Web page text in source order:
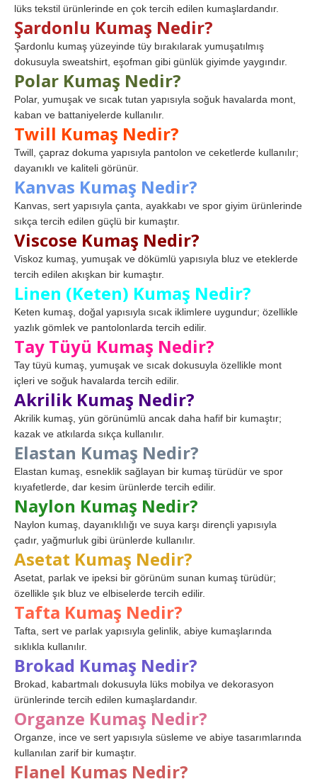
lüks tekstil ürünlerinde en çok tercih edilen kumaşlardandır.
Şardonlu Kumaş Nedir?
Şardonlu kumaş yüzeyinde tüy bırakılarak yumuşatılmış
dokusuyla sweatshirt, eşofman gibi günlük giyimde yaygındır.
Polar Kumaş Nedir?
Polar, yumuşak ve sıcak tutan yapısıyla soğuk havalarda mont,
kaban ve battaniyelerde kullanılır.
Twill Kumaş Nedir?
Twill, çapraz dokuma yapısıyla pantolon ve ceketlerde kullanılır;
dayanıklı ve kaliteli görünür.
Kanvas Kumaş Nedir?
Kanvas, sert yapısıyla çanta, ayakkabı ve spor giyim ürünlerinde
sıkça tercih edilen güçlü bir kumaştır.
Viscose Kumaş Nedir?
Viskoz kumaş, yumuşak ve dökümlü yapısıyla bluz ve eteklerde
tercih edilen akışkan bir kumaştır.
Linen (Keten) Kumaş Nedir?
Keten kumaş, doğal yapısıyla sıcak iklimlere uygundur; özellikle
yazlık gömlek ve pantolonlarda tercih edilir.
Tay Tüyü Kumaş Nedir?
Tay tüyü kumaş, yumuşak ve sıcak dokusuyla özellikle mont
içleri ve soğuk havalarda tercih edilir.
Akrilik Kumaş Nedir?
Akrilik kumaş, yün görünümlü ancak daha hafif bir kumaştır;
kazak ve atkılarda sıkça kullanılır.
Elastan Kumaş Nedir?
Elastan kumaş, esneklik sağlayan bir kumaş türüdür ve spor
kıyafetlerde, dar kesim ürünlerde tercih edilir.
Naylon Kumaş Nedir?
Naylon kumaş, dayanıklılığı ve suya karşı dirençli yapısıyla
çadır, yağmurluk gibi ürünlerde kullanılır.
Asetat Kumaş Nedir?
Asetat, parlak ve ipeksi bir görünüm sunan kumaş türüdür;
özellikle şık bluz ve elbiselerde tercih edilir.
Tafta Kumaş Nedir?
Tafta, sert ve parlak yapısıyla gelinlik, abiye kumaşlarında
sıklıkla kullanılır.
Brokad Kumaş Nedir?
Brokad, kabartmalı dokusuyla lüks mobilya ve dekorasyon
ürünlerinde tercih edilen kumaşlardandır.
Organze Kumaş Nedir?
Organze, ince ve sert yapısıyla süsleme ve abiye tasarımlarında
kullanılan zarif bir kumaştır.
Flanel Kumaş Nedir?